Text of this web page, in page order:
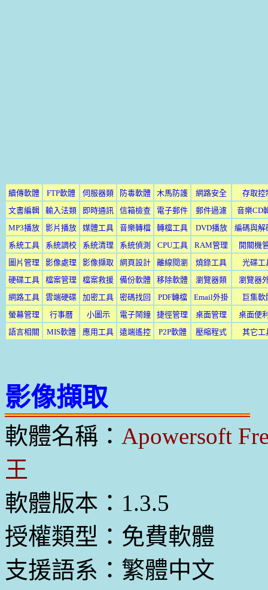
續傳軟體 FTP軟體 伺服器類 防毒軟體 木馬防護 網路安全
存取控
文書編輯
輸入法類 即時通訊 信箱檢查 電子郵件 郵件過濾
音樂CD
MP3播放
影片播放 媒體工具 音樂轉檔 轉檔工具 DVD播放
編碼與解
系統工具
系統調校 系統清理 系統偵測 CPU工具 RAM管理
開關機
圖片管理
影像處理 影像擷取 網頁設計 離線閱瀏 燒錄工具
光碟工
硬碟工具
檔案管理 檔案救援 備份軟體 移除軟體 瀏覽器類
瀏覽器
網路工具
雲端硬碟 加密工具 密碼找回 PDF轉檔 Email外掛
巨集軟
螢幕管理
行事曆 小圖示 電子鬧鐘 捷徑管理 桌面管理
桌面便
語言相關
MIS軟體 應用工具 遠端遙控 P2P軟體 壓縮程式 其它工
影像擷取
軟體名稱： Apowersoft
王
軟體版本：1.3.5
授權類型：免費軟體
支援語系：繁體中文